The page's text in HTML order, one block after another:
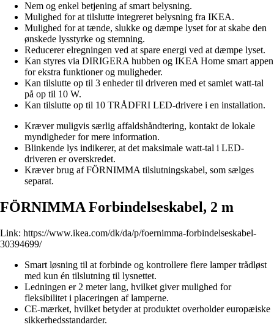
Nem og enkel betjening af smart belysning.
Mulighed for at tilslutte integreret belysning fra IKEA.
Mulighed for at tænde, slukke og dæmpe lyset for at skabe den
ønskede lysstyrke og stemning.
Reducerer elregningen ved at spare energi ved at dæmpe lyset.
Kan styres via DIRIGERA hubben og IKEA Home smart appen
for ekstra funktioner og muligheder.
Kan tilslutte op til 3 enheder til driveren med et samlet watt-tal
på op til 10 W.
Kan tilslutte op til 10 TRÅDFRI LED-drivere i en installation.
Kræver muligvis særlig affaldshåndtering, kontakt de lokale
myndigheder for mere information.
Blinkende lys indikerer, at det maksimale watt-tal i LED-
driveren er overskredet.
Kræver brug af FÖRNIMMA tilslutningskabel, som sælges
separat.
FÖRNIMMA Forbindelseskabel, 2 m
Link: https://www.ikea.com/dk/da/p/foernimma-forbindelseskabel-
30394699/
Smart løsning til at forbinde og kontrollere flere lamper trådløst
med kun én tilslutning til lysnettet.
Ledningen er 2 meter lang, hvilket giver mulighed for
fleksibilitet i placeringen af lamperne.
CE-mærket, hvilket betyder at produktet overholder europæiske
sikkerhedsstandarder.